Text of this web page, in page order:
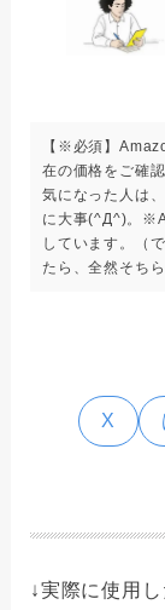
【※必須】
在の価格をご確
気になった人は
に大事(^Д^)。
しています。（
たら、全然そち
X
↓実際に使用